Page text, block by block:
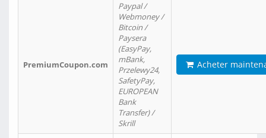
PremiumCoupon.com
Paypal /
Webmoney /
Bitcoin /
Paysera
(EasyPay,
mBank,
Przelewy24,
SafetyPay,
EUROPEAN
Bank
Transfer) /
Skrill
Acheter